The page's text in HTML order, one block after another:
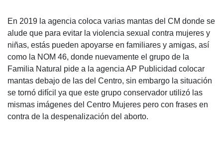
En 2019 la agencia coloca varias mantas del CM donde se
alude que para evitar la violencia sexual contra mujeres y
niñas, estás pueden apoyarse en familiares y amigas, así
como la NOM 46, donde nuevamente el grupo de la
Familia Natural pide a la agencia AP Publicidad colocar
mantas debajo de las del Centro, sin embargo la situación
se tornó difícil ya que este grupo conservador utilizó las
mismas imágenes del Centro Mujeres pero con frases en
contra de la despenalización del aborto.